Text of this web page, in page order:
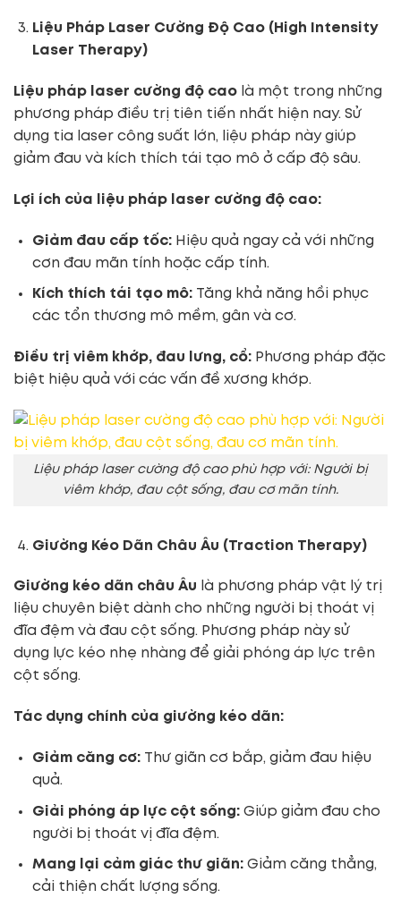
Liệu Pháp Laser Cường Độ Cao (High Intensity
Laser Therapy)
Liệu pháp laser cường độ cao là một trong những
phương pháp điều trị tiên tiến nhất hiện nay. Sử
dụng tia laser công suất lớn, liệu pháp này giúp
giảm đau và kích thích tái tạo mô ở cấp độ sâu.
Lợi ích của liệu pháp laser cường độ cao:
Giảm đau cấp tốc:Hiệu quả ngay cả với những
cơn đau mãn tính hoặc cấp tính.
Kích thích tái tạo mô:Tăng khả năng hồi phục
các tổn thương mô mềm, gân và cơ.
Điều trị viêm khớp, đau lưng, cổ: Phương pháp đặc
biệt hiệu quả với các vấn đề xương khớp.
Liệu pháp laser cường độ cao phù hợp với: Người bị
viêm khớp, đau cột sống, đau cơ mãn tính.
Giường Kéo Dãn Châu Âu (Traction Therapy)
Giường kéo dãn châu Âu là phương pháp vật lý trị
liệu chuyên biệt dành cho những người bị thoát vị
đĩa đệm và đau cột sống. Phương pháp này sử
dụng lực kéo nhẹ nhàng để giải phóng áp lực trên
cột sống.
Tác dụng chính của giường kéo dãn:
Giảm căng cơ:Thư giãn cơ bắp, giảm đau hiệu
quả.
Giải phóng áp lực cột sống:Giúp giảm đau cho
người bị thoát vị đĩa đệm.
Mang lại cảm giác thư giãn:Giảm căng thẳng,
cải thiện chất lượng sống.